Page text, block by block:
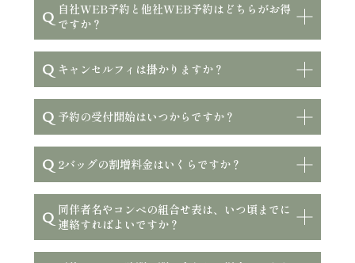
Q 自社WEB予約と他社WEB予約はどちらがお得
ですか？
Q キャンセルフィは掛かりますか？
Q 予約の受付開始はいつからですか？
Q 2バッグの割増料金はいくらですか？
Q 同伴者名やコンペの組合せ表は、いつ頃までに
連絡すればよいですか？